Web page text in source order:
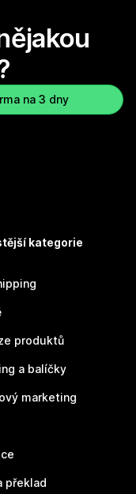
na 3 dny
kategorie
produktů
a balíčky
marketing
překlad